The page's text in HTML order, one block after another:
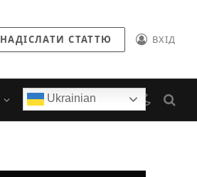
НАДІСЛАТИ СТАТТЮ ВХІД
Ukrainian